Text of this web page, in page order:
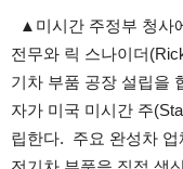
▲미시간 주정부 청사
전무와 릭 스나이더
기차 부품 공장 설립을
자가 미국 미시간 주
립한다. 주요 완성차 업